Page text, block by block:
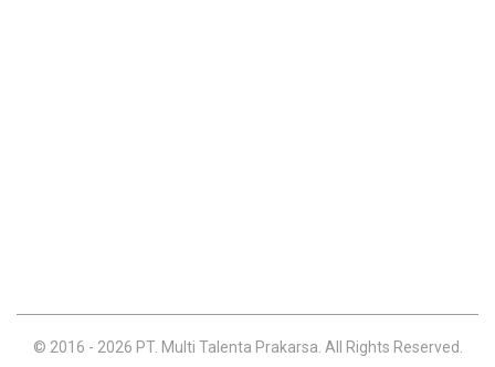
© 2016 - 2026 PT. Multi Talenta Prakarsa. All Rights Reserved.